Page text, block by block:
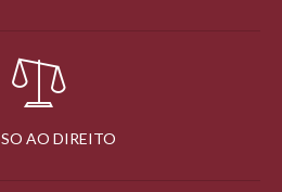
AO DIREITO